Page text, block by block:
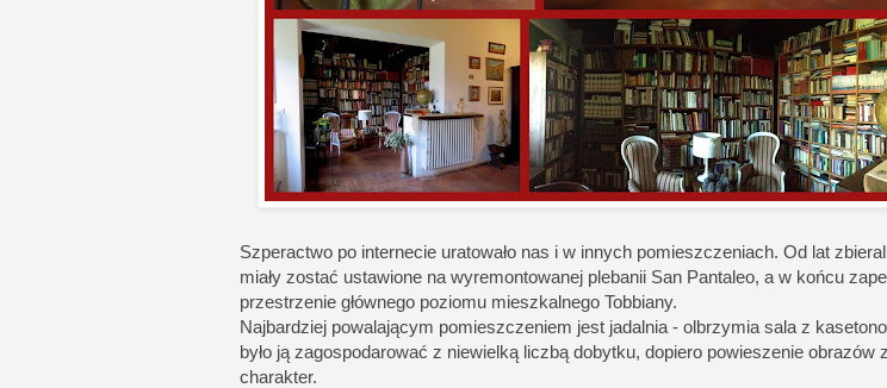
Szperactwo po internecie uratowało nas i w innych pomieszczeniach. Od lat
miały zostać ustawione na wyremontowanej plebanii San Pantaleo, a w końcu
przestrzenie głównego poziomu mieszkalnego Tobbiany.
Najbardziej powalającym pomieszczeniem jest jadalnia - olbrzymia sala z
było ją zagospodarować z niewielką liczbą dobytku, dopiero powieszenie obrazów
charakter.